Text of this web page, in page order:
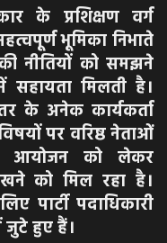
के प्रशिक्षण वर्ग
भूमिका निभाते
नीतियों को समझने
मिलती है।
के अनेक कार्यकर्ता
पर वरिष्ठ नेताओं
आयोजन को लेकर
को मिल रहा है।
पार्टी पदाधिकारी
जुटे हुए हैं।